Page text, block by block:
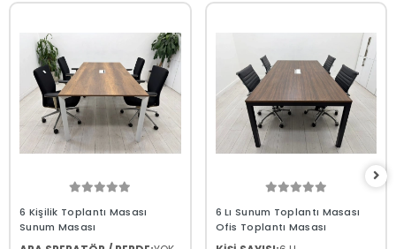
6 Kişilik Toplantı Masası
Sunum Masası
6 Lı Sunum Toplantı Masası
Ofis Toplantı Masası